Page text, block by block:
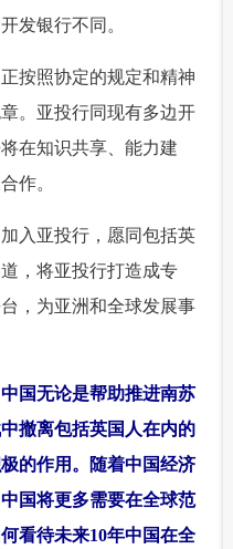
发银行不同。
照协定的规定和精神
。亚投行同现有多边开
在知识共享、能力建
作。
亚投行，愿同包括英
，将亚投行打造成专
，为亚洲和全球发展事
无论是帮助推进南苏
撤离包括英国人在内的
的作用。随着中国经济
国将更多需要在全球范
看待未来10年中国在全